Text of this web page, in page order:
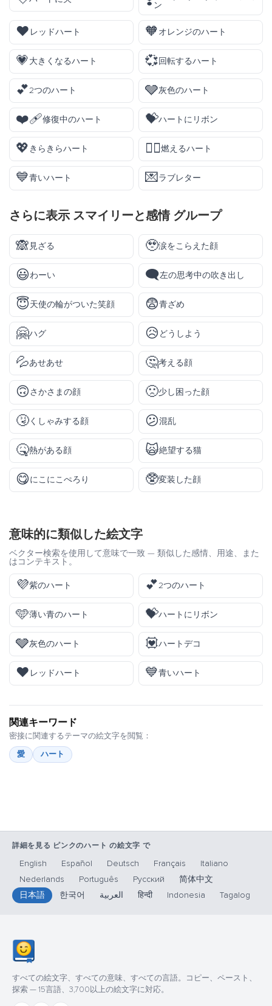
ン
❤️ レッドハート 🧡オレンジのハート
💗大きくなるハート 💞回転するハート
💕2つのハート 🩶灰色のハート
❤️‍🩹修復中のハート 💝ハートにリボン
💖 きらきらハート ❤️‍🔥燃えるハート
💙青いハート 💌ラブレター
さらに表示 スマイリーと感情グループ
🙈 見ざる 🥹涙をこらえた顔
😃わーい 🗨️左の思考中の吹き出し
😇天使の輪がついた笑顔 😨青ざめ
🤗ハグ 😥 どうしよう
💦あせあせ 🤔考える顔
🙃 さかさまの顔 🙁少し困った顔
🤧くしゃみする顔 😕混乱
🤒熱がある顔 🙀絶望する猫
😋にこにこぺろり 🥸変装した顔
意味的に類似した絵文字
ベクター検索を使用して意味で一致 — 類似した感情、用途、また
はコンテキスト。
💜紫のハート 💕2つのハート
🩵薄い青のハート 💝ハートにリボン
🩶灰色のハート 💟ハートデコ
❤️ レッドハート 💙青いハート
関連キーワード
密接に関連するテーマの絵文字を閲覧：
愛
ハート
詳細を見る ピンクのハート の絵文字 で
English Español Deutsch Français
Italiano
Nederlands
Português Русский
简体中文
日本語
한국어 العربية हिन्दी Indonesia Tagalog
すべての絵文字、すべての意味、すべての言語。コピー、ペースト、
探索 — 15言語、3,700以上の絵文字に対応。